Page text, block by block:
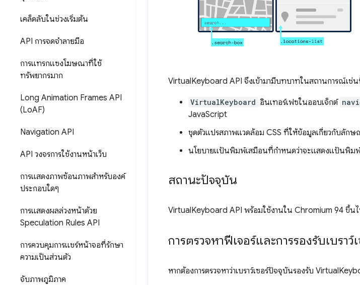
เคล็ดลับในช่วงเริ่มต้น
API การจดจำลายมือ
การแทรกแซงโฆษณาที่ใช้
ทรัพยากรมาก
Long Animation Frames API
(LoAF)
Navigation API
API วงจรการใช้งานหน้าเว็บ
การแสดงภาพซ้อนภาพสำหรับองค์
ประกอบใดๆ
การแสดงผลล่วงหน้าด้วย
Speculation Rules API
การควบคุมการแชร์หน้าจอที่รักษา
ความเป็นส่วนตัว
จับภาพภูมิภาค
VirtualKeyboard API จึงเข้ามามีบทบาทในสถานการณ์เช่
VirtualKeyboard อินเทอร์เฟซในออบเจ็กต์
JavaScript
ชุดตัวแปรสภาพแวดล้อม CSS ที่ให้ข้อมูลเกี่ยวกับลัก
นโยบายแป้นพิมพ์เสมือนที่กำหนดว่าจะแสดงแป้นพิม
สถานะปัจจุบัน
VirtualKeyboard API พร้อมใช้งานใน Chromium 94 ขึ้
การตรวจหาฟีเจอร์และการรองรับเบราว์
หากต้องการตรวจหาว่าเบราว์เซอร์ปัจจุบันรองรับ